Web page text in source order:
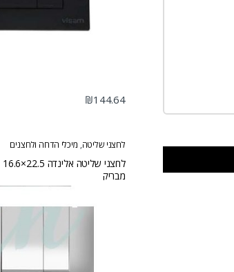
₪144.64
לחצני שליטה, מיכלי הדחה ולחצנים
מבריק